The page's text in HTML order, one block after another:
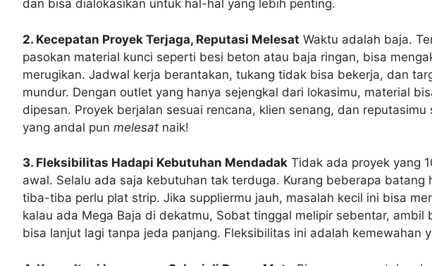
dan bisa dialokasikan untuk hal-hal yang lebih penting.
2. Kecepatan Proyek Terjaga, Reputasi Melesat Waktu adalah baja.
pasokan material kunci seperti besi beton atau baja ringan, bisa
merugikan. Jadwal kerja berantakan, tukang tidak bisa bekerja, dan
mundur. Dengan outlet yang hanya sejengkal dari lokasimu, material
dipesan. Proyek berjalan sesuai rencana, klien senang, dan
yang andal pun melesat naik!
3. Fleksibilitas Hadapi Kebutuhan Mendadak Tidak ada proyek yang
awal. Selalu ada saja kebutuhan tak terduga. Kurang beberapa
tiba-tiba perlu plat strip. Jika suppliermu jauh, masalah kecil ini bisa
kalau ada Mega Baja di dekatmu, Sobat tinggal melipir sebentar, ambil
bisa lanjut lagi tanpa jeda panjang. Fleksibilitas ini adalah kemewahan